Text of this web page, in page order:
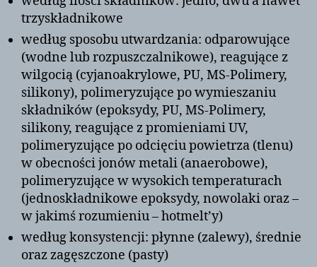
trzyskładnikowe
według sposobu utwardzania: odparowujące
(wodne lub rozpuszczalnikowe), reagujące z
wilgocią (cyjanoakrylowe, PU, MS-Polimery,
silikony), polimeryzujące po wymieszaniu
składników (epoksydy, PU, MS-Polimery,
silikony, reagujące z promieniami UV,
polimeryzujące po odcięciu powietrza (tlenu)
w obecności jonów metali (anaerobowe),
polimeryzujące w wysokich temperaturach
(jednoskładnikowe epoksydy, nowolaki oraz –
w jakimś rozumieniu – hotmelt’y)
według konsystencji: płynne (zalewy), średnie
oraz zagęszczone (pasty)